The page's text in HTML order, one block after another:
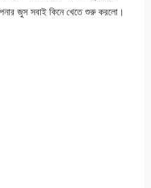
জুস সবাই কিনে খেতে শুরু করলো।